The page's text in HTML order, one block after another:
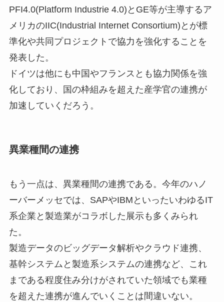
PFI4.0(Platform Industrie 4.0)とGE等が主導するア
メリカのIIC(Industrial Internet Consortium)とが標
準化や共同プロジェクトで協力を強化することを
発表した。
ドイツは他にも中国やフランスとも協力関係を強
化しており、国の枠組みを超えた産学官の連携が
加速していくだろう。
異業種間の連携
もう一点は、異業種間の連携である。今年のハノ
ーバーメッセでは、SAPやIBMといったいわゆるIT
系企業と製造業がコラボした展示も多くみられ
た。
製造データのビッグデータ解析やクラウド連携、
基幹システムと製造系システムの連携など、これ
まである程度住み分けがされていた領域でも業種
を超えた連携が進んでいくことは間違いない。